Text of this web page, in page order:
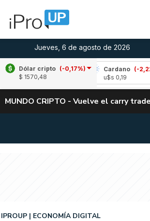
Jueves, 6 de agosto de 2026
Dólar cripto (-0,17%)
$ 1570,48
(-1,61%)
Cardano (-2,22%)
MUNDO CRIPTO - Vuelve el carry
IPROUP ECONOMÍA DIGITAL